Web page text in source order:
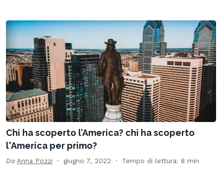
Chi ha scoperto l’America? chi ha scoperto
l'America per primo?
Da Anna Pozzi giugno 7, 2022 Tempo di lettura: 8 min